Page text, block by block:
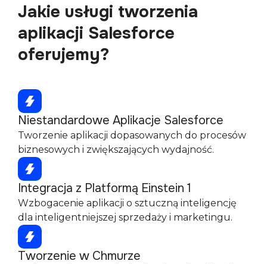
Jakie usługi tworzenia
aplikacji Salesforce
oferujemy?
Niestandardowe Aplikacje Salesforce
Tworzenie aplikacji dopasowanych do procesów
biznesowych i zwiększających wydajność.
Integracja z Platformą Einstein 1
Wzbogacenie aplikacji o sztuczną inteligencję
dla inteligentniejszej sprzedaży i marketingu.
Tworzenie w Chmurze